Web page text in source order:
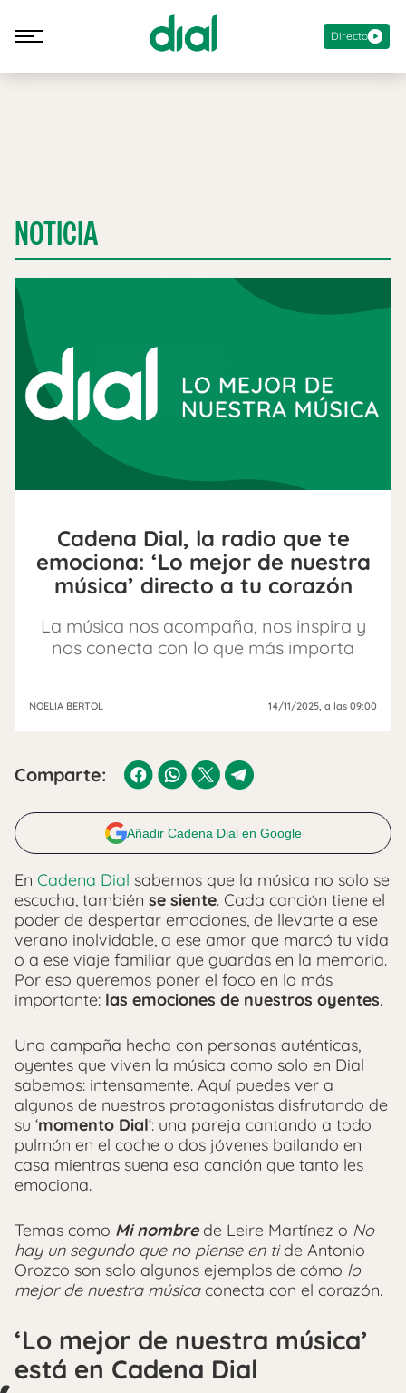
Directo
NOTICIA
Cadena Dial, la radio que te
emociona: ‘Lo mejor de nuestra
música’ directo a tu corazón
La música nos acompaña, nos inspira y
nos conecta con lo que más importa
NOELIA BERTOL 14/11/2025, a las 09:00
Comparte:
Añadir Cadena Dial en Google
En Cadena Dial sabemos que la música no solo se
escucha, también se siente. Cada canción tiene el
poder de despertar emociones, de llevarte a ese
verano inolvidable, a ese amor que marcó tu vida
o a ese viaje familiar que guardas en la memoria.
Por eso queremos poner el foco en lo más
importante: las emociones de nuestros oyentes.
Una campaña hecha con personas auténticas,
oyentes que viven la música como solo en Dial
sabemos: intensamente. Aquí puedes ver a
algunos de nuestros protagonistas disfrutando de
su ‘momento Dial‘: una pareja cantando a todo
pulmón en el coche o dos jóvenes bailando en
casa mientras suena esa canción que tanto les
emociona.
Temas como Mi nombrede Leire Martínez o No
hay un segundo que no piense en tide Antonio
Orozco son solo algunos ejemplos de cómo lo
mejor de nuestra músicaconecta con el corazón.
‘Lo mejor de nuestra música’
está en Cadena Dial